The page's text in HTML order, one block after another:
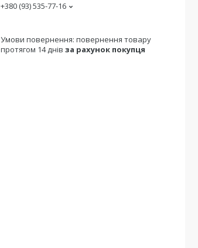
+380 (93) 535-77-16
повернення товару
протягом 14 днів за рахунок покупця